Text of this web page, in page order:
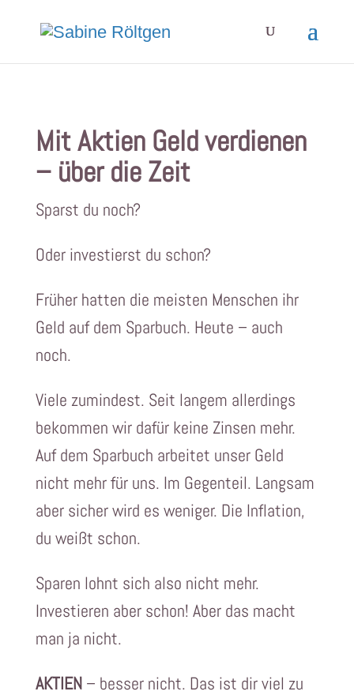
Mit Aktien Geld verdienen
– über die Zeit
Sparst du noch?
Oder investierst du schon?
Früher hatten die meisten Menschen ihr
Geld auf dem Sparbuch. Heute – auch
noch.
Viele zumindest. Seit langem allerdings
bekommen wir dafür keine Zinsen mehr.
Auf dem Sparbuch arbeitet unser Geld
nicht mehr für uns. Im Gegenteil. Langsam
aber sicher wird es weniger. Die Inflation,
du weißt schon.
Sparen lohnt sich also nicht mehr.
Investieren aber schon! Aber das macht
man ja nicht.
AKTIEN– besser nicht. Das ist dir viel zu